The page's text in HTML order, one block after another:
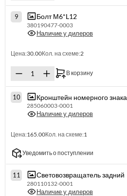
9 Болт М6*L12
380190477-0003
Наличие у дилеров
Цена:30.00Кол. на схеме:2
В корзину
10 Кронштейн номерного знака
285060003-0001
Наличие у дилеров
Цена:165.00Кол. на схеме:1
Уведомить о поступлении
11 Световозвращатель задний
280110132-0001
Наличие у дилеров